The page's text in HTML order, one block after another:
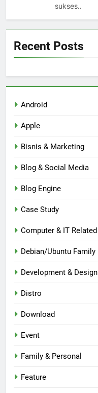
sukses..
Recent Posts
Android
Apple
Bisnis & Marketing
Blog & Social Media
Blog Engine
Case Study
Computer & IT Related
Debian/Ubuntu Family
Development & Design
Distro
Download
Event
Family & Personal
Feature